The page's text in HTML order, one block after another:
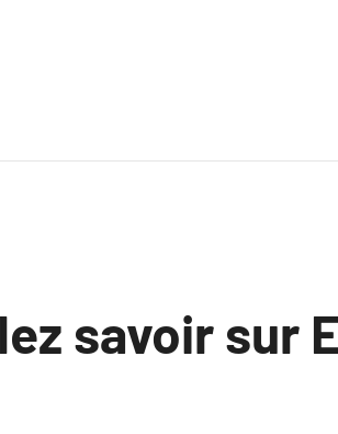
savoir sur